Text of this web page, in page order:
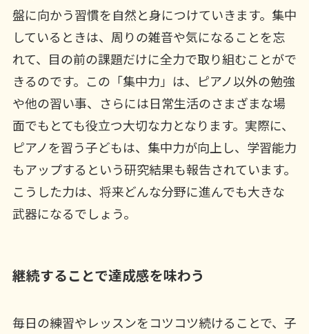
盤に向かう習慣を自然と身につけていきます。集中
しているときは、周りの雑音や気になることを忘
れて、目の前の課題だけに全力で取り組むことがで
きるのです。この「集中力」は、ピアノ以外の勉強
や他の習い事、さらには日常生活のさまざまな場
面でもとても役立つ大切な力となります。実際に、
ピアノを習う子どもは、集中力が向上し、学習能力
もアップするという研究結果も報告されています。
こうした力は、将来どんな分野に進んでも大きな
武器になるでしょう。
継続することで達成感を味わう
毎日の練習やレッスンをコツコツ続けることで、子